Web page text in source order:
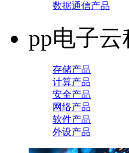
数据通信产品
pp电子云
存储产品
计算产品
安全产品
网络产品
软件产品
外设产品